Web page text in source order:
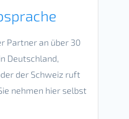
Partner an über 30
Deutschland,
der Schweiz ruft
nehmen hierselbst